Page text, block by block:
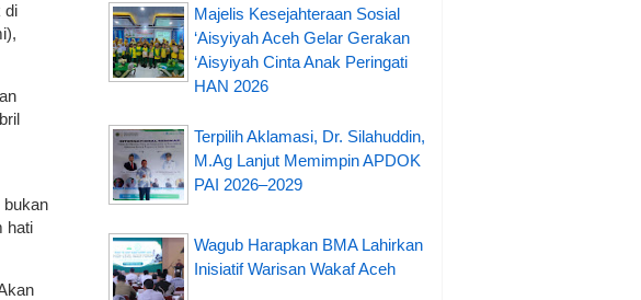
di
bukan
hati
Majelis Kesejahteraan Sosial
‘Aisyiyah Aceh Gelar Gerakan
‘Aisyiyah Cinta Anak Peringati
HAN 2026
Terpilih Aklamasi, Dr. Silahuddin,
M.Ag Lanjut Memimpin APDOK
PAI 2026–2029
Wagub Harapkan BMA Lahirkan
Inisiatif Warisan Wakaf Aceh